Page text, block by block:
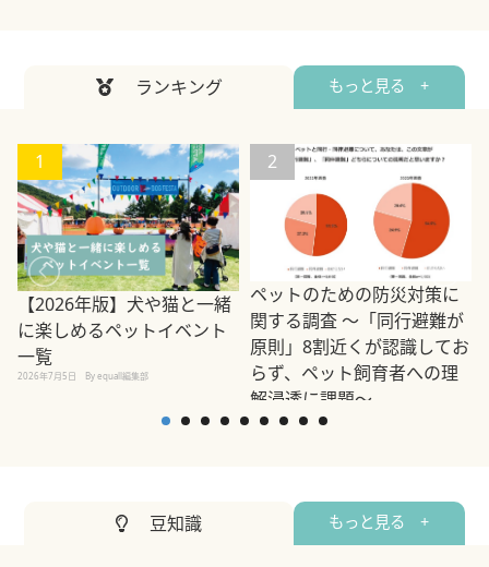
ランキング もっと見る +
1
【2026年版】犬や猫と一緒
に楽しめるペットイベント
一覧
2026年7月5日 By equall編集部
2
ペットのための防災対策に
関する調査 ～「同行避難が
原則」8割近くが認識してお
らず、ペット飼育者への理
解浸透に課題～
2023年3月10日 By equall編集部
豆知識 もっと見る +